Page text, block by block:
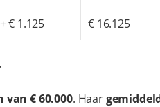
€ 1.125 € 16.125
€ 60.000. Haar